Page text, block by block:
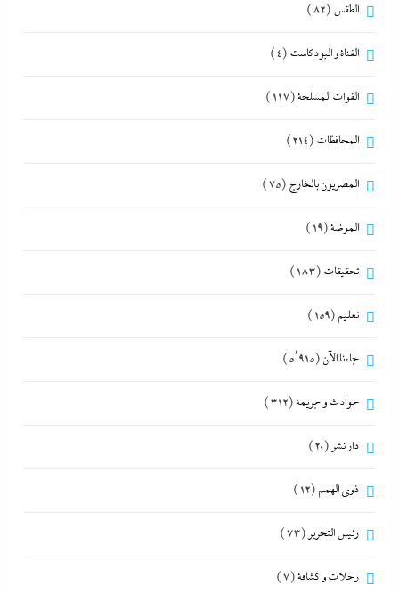
الطقس (82)
القناة و البودكاست (4)
القوات المسلحة(117)
المحافظات (214)
المصريون بالخارج (75)
الموضة(19)
تحقيقات (183)
تعليم (159)
جاءنا الآن (5٬915)
حوادث و جريمة(312)
دار نشر (20)
ذوى الهمم (12)
رئيس التحرير (73)
رحلات و كشافة(7)